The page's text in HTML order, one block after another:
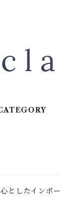
したインポ